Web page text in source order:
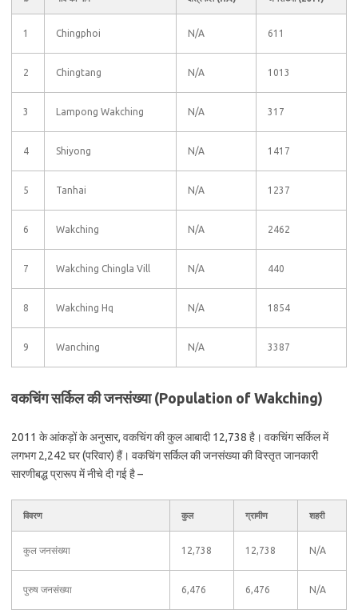
1 Chingphoi N/A 611
2 Chingtang N/A 1013
3 Lampong Wakching N/A 317
4 Shiyong N/A 1417
5 Tanhai N/A 1237
6 Wakching N/A 2462
7 Wakching Chingla Vill N/A 440
8 Wakching Hq N/A 1854
9 Wanching N/A 3387
वकचिंग सर्किल की जनसंख्या (Population of Wakching)
2011 के आंकड़ों के अनुसार, वकचिंग की कुल आबादी 12,738 है। वकचिंग सर्किल में
लगभग 2,242 घर (परिवार) हैं। वकचिंग सर्किल की जनसंख्या की विस्तृत जानकारी
सारणीबद्ध प्रारूप में नीचे दी गई है –
विवरण कुल ग्रामीण शहरी
कुल जनसंख्या 12,738 12,738 N/A
पुरुष जनसंख्या 6,476 6,476 N/A